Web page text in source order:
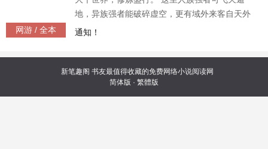
网游 / 全本
地，异族强者能破碎虚空，更有域外来客自天外
降生—— 这是一个混乱的时代。 一个不甘成为炮
河中，留下了不可磨灭的烙印。 我叫秦书剑。 皇
皇三十载，书剑两无成！ 《本书又名：从山寨npc
到大BOSS》 （已有两百万字完本作品《重生之
独步江湖》，更新有保障）
通知！
新笔趣阁 书友最值得收藏的免费网络小说阅读网
简体版 · 繁體版